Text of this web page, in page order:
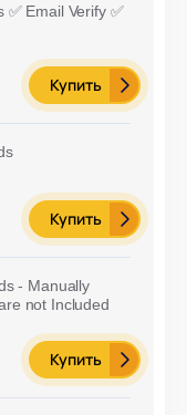
Email Verify ✅
Купить
Купить
- Manually
not Included
Купить